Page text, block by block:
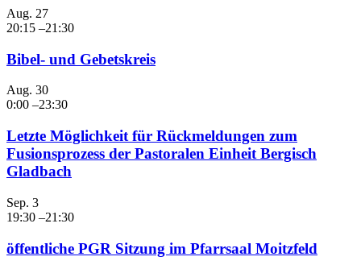
Aug. 27
20:15 –21:30
Bibel- und Gebetskreis
Aug. 30
0:00 –23:30
Letzte Möglichkeit für Rückmeldungen zum
Fusionsprozess der Pastoralen Einheit Bergisch
Gladbach
Sep. 3
19:30 –21:30
öffentliche PGR Sitzung im Pfarrsaal Moitzfeld